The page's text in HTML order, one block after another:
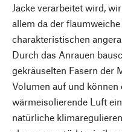
Jacke verarbeitet wird,
allem da der
charakteristischen
Durch das Anrauen
gekräuselten Fasern der
Volumen auf und können
wärmeisolierende Luft
natürliche